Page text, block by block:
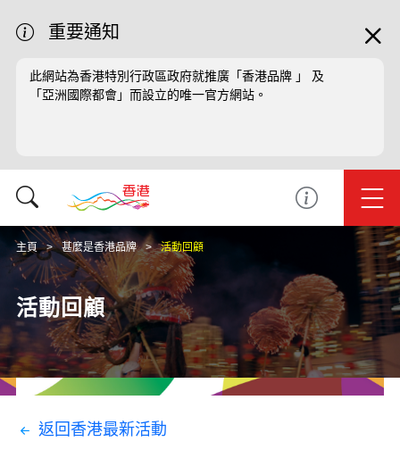
重要通知
此網站為香港特別行政區政府就推廣「香港品牌 」 及
「亞洲國際都會」而設立的唯一官方網站。
主頁 甚麼是香港品牌 活動回顧
活動回顧
返回香港最新活動